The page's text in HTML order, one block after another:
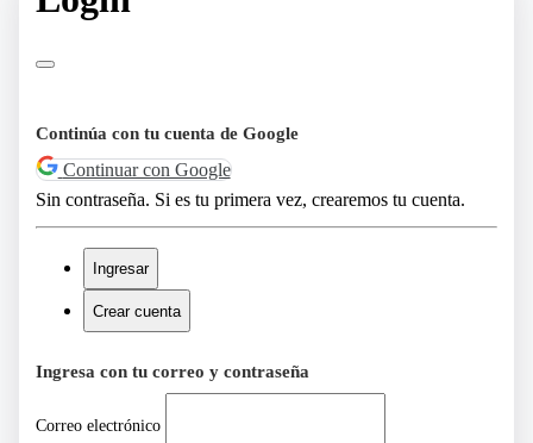
Continúa con tu cuenta de Google
Continuar con Google
Sin contraseña. Si es tu primera vez, crearemos tu cuenta.
Ingresar
Crear cuenta
Ingresa con tu correo y contraseña
Correo electrónico